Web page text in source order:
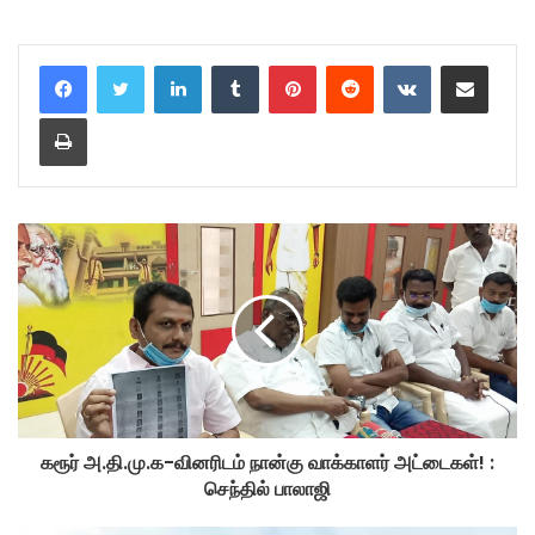
LinkedInTumblr PinterestReddit VKontakteShare via Email
Print
கரூர் அ.தி.மு.க-வினரிடம் நான்கு வாக்காளர் அட்டைகள்! :
செந்தில் பாலாஜி